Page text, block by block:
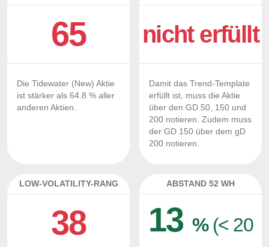
65
Die Tidewater (New) Aktie
ist stärker als 64.8 % aller
anderen Aktien.
nicht erfüllt
Damit das Trend-Template
erfüllt ist, muss die Aktie
über den GD 50, 150 und
200 notieren. Zudem muss
der GD 150 über dem gD
200 notieren.
LOW-VOLATILITY-RANG
38
ABSTAND 52 WH
13% (< 20